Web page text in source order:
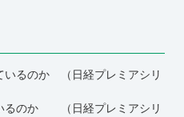
るのか （日経プレミアシリ
るのか （日経プレミアシリ